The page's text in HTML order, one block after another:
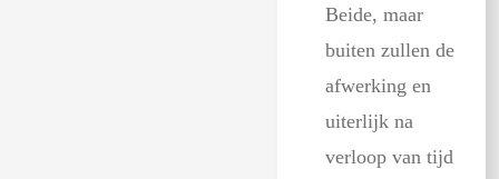
Beide, maar
buiten zullen de
afwerking en
uiterlijk na
verloop van tijd